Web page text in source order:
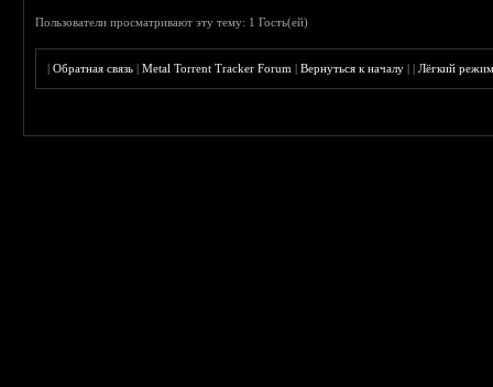
Пользователи просматривают эту тему: 1 Гость(ей)
|Обратная связь |Metal Torrent Tracker Forum |Вернуться к началу ||Лёгкий